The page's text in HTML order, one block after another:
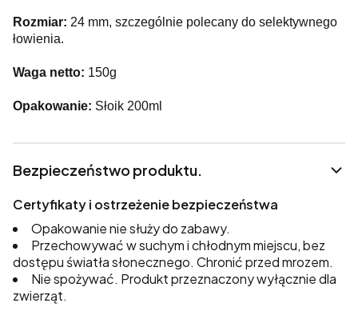
Rozmiar: 24 mm, szczególnie polecany do selektywnego
łowienia.
Waga netto: 150g
Opakowanie: Słoik 200ml
Bezpieczeństwo produktu.
Certyfikaty i ostrzeżenie bezpieczeństwa
Opakowanie nie służy do zabawy.
Przechowywać w suchym i chłodnym miejscu, bez
dostępu światła słonecznego. Chronić przed mrozem.
Nie spożywać. Produkt przeznaczony wyłącznie dla
zwierząt.